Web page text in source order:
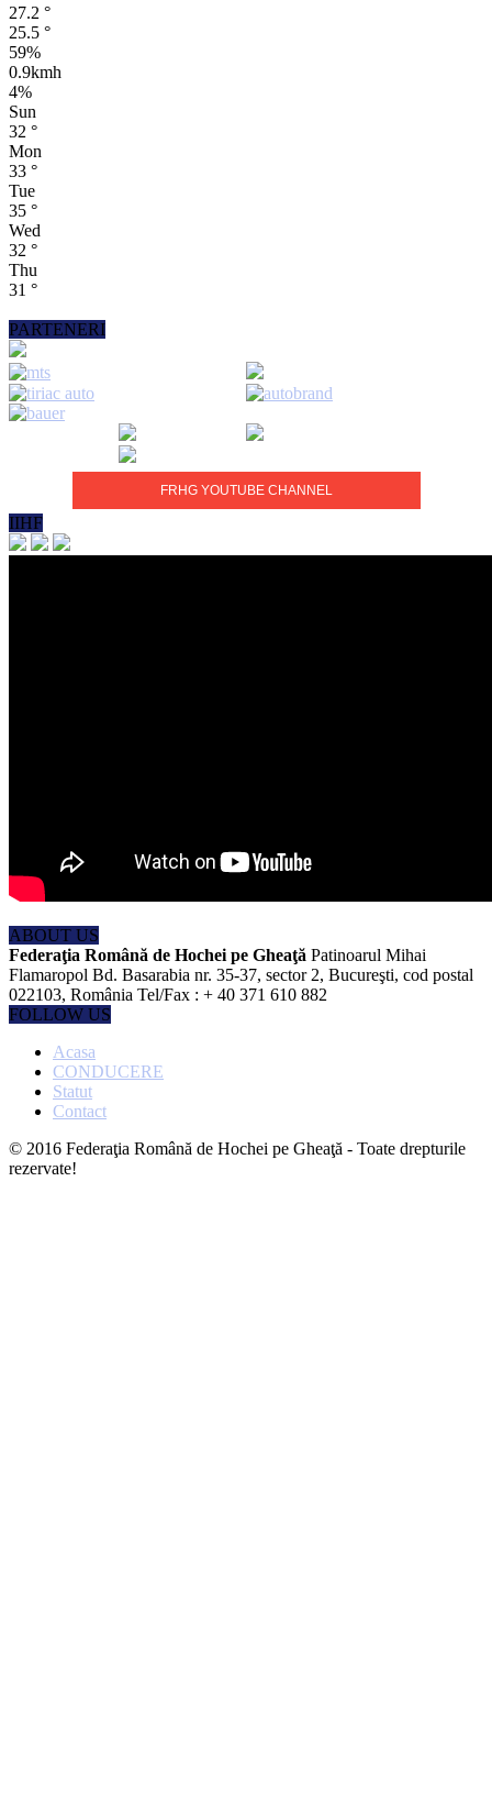
27.2 °
25.5 °
59%
0.9kmh
4%
Sun
32 °
Mon
33 °
Tue
35 °
Wed
32 °
Thu
31 °
PARTENERI
FRHG YOUTUBE CHANNEL
IIHF
ABOUT US
Federaţia Română de Hochei pe Gheaţă Patinoarul Mihai
Flamaropol Bd. Basarabia nr. 35-37, sector 2, Bucureşti, cod postal
022103, România Tel/Fax : + 40 371 610 882
FOLLOW US
Acasa
CONDUCERE
Statut
Contact
© 2016 Federaţia Română de Hochei pe Gheaţă - Toate drepturile
rezervate!